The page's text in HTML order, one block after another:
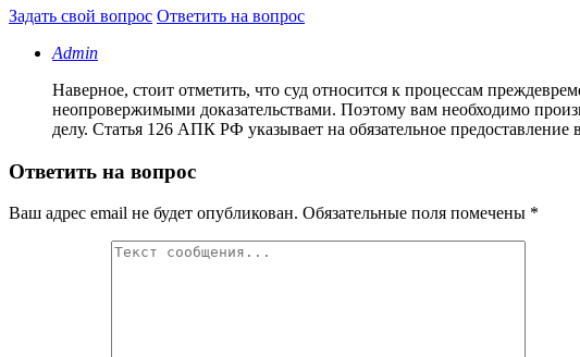
Задать свой вопрос Ответить на вопрос
Admin
Наверное, стоит отметить, что суд относится к процессам
неопровержимыми доказательствами. Поэтому вам необходимо
делу. Статья 126 АПК РФ указывает на обязательное
Ответить на вопрос
Ваш адрес email не будет опубликован. Обязательные поля помечены *